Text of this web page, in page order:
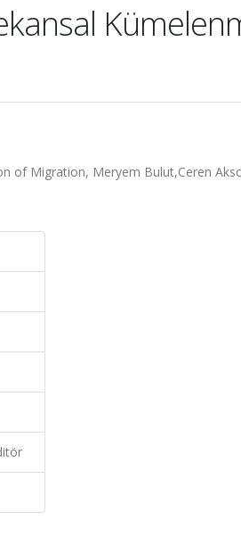
of Migration, Meryem Bulut,Ceren